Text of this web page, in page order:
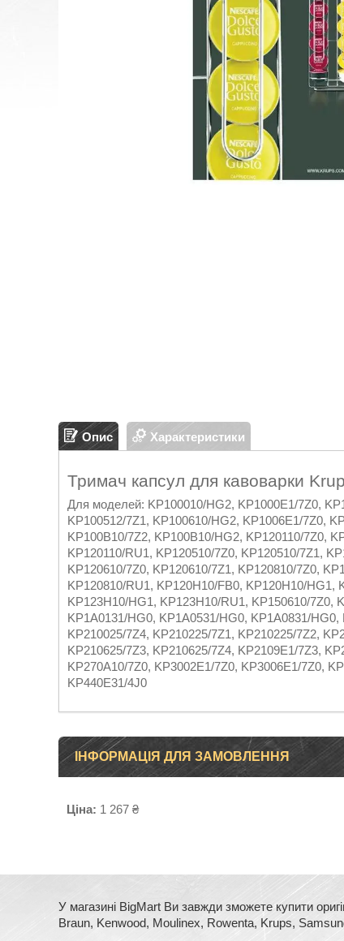
Опис Характеристики
Тримач капсул для кавоварки
Для моделей: KP100010/HG2, KP1000E1/7Z0,
KP100512/7Z1, KP100610/HG2, KP1006E1/7Z0,
KP100B10/7Z2, KP100B10/HG2, KP120110/7Z0,
KP120110/RU1, KP120510/7Z0, KP120510/7Z1,
KP120610/7Z0, KP120610/7Z1, KP120810/7Z0,
KP120810/RU1, KP120H10/FB0, KP120H10/HG1,
KP123H10/HG1, KP123H10/RU1, KP150610/7Z0,
KP1A0131/HG0, KP1A0531/HG0, KP1A0831/
KP210025/7Z4, KP210225/7Z1, KP210225/7Z2,
KP210625/7Z3, KP210625/7Z4, KP2109E1/7Z3,
KP270A10/7Z0, KP3002E1/7Z0, KP3006E1/7Z0,
KP440E31/4J0
ІНФОРМАЦІЯ ДЛЯ ЗАМОВЛЕННЯ
Ціна: 1 267 ₴
У магазині BigMart Ви завжди зможете купити
Braun, Kenwood, Moulinex, Rowenta, Krups,